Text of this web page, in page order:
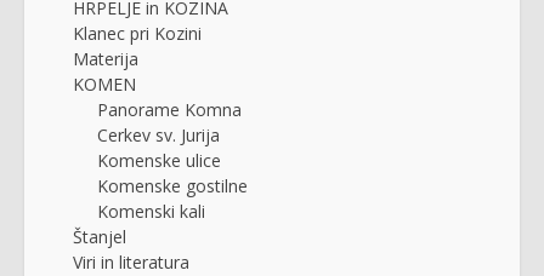
HRPELJE in KOZINA
Klanec pri Kozini
Materija
KOMEN
Panorame Komna
Cerkev sv. Jurija
Komenske ulice
Komenske gostilne
Komenski kali
Štanjel
Viri in literatura